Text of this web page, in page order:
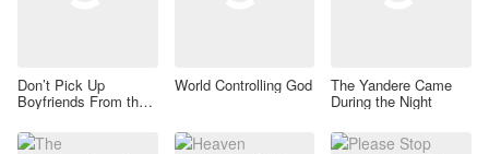
Don’t Pick Up
Boyfriends From the
World Controlling God The Yandere Came
During the Night